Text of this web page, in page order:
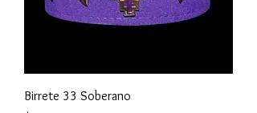
Birrete 33 Soberano